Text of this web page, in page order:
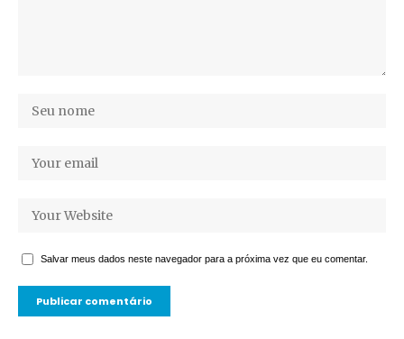
Salvar meus dados neste navegador para a próxima vez que eu comentar.